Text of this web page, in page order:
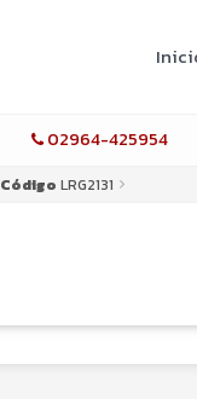
02964-425954
Código LRG2131